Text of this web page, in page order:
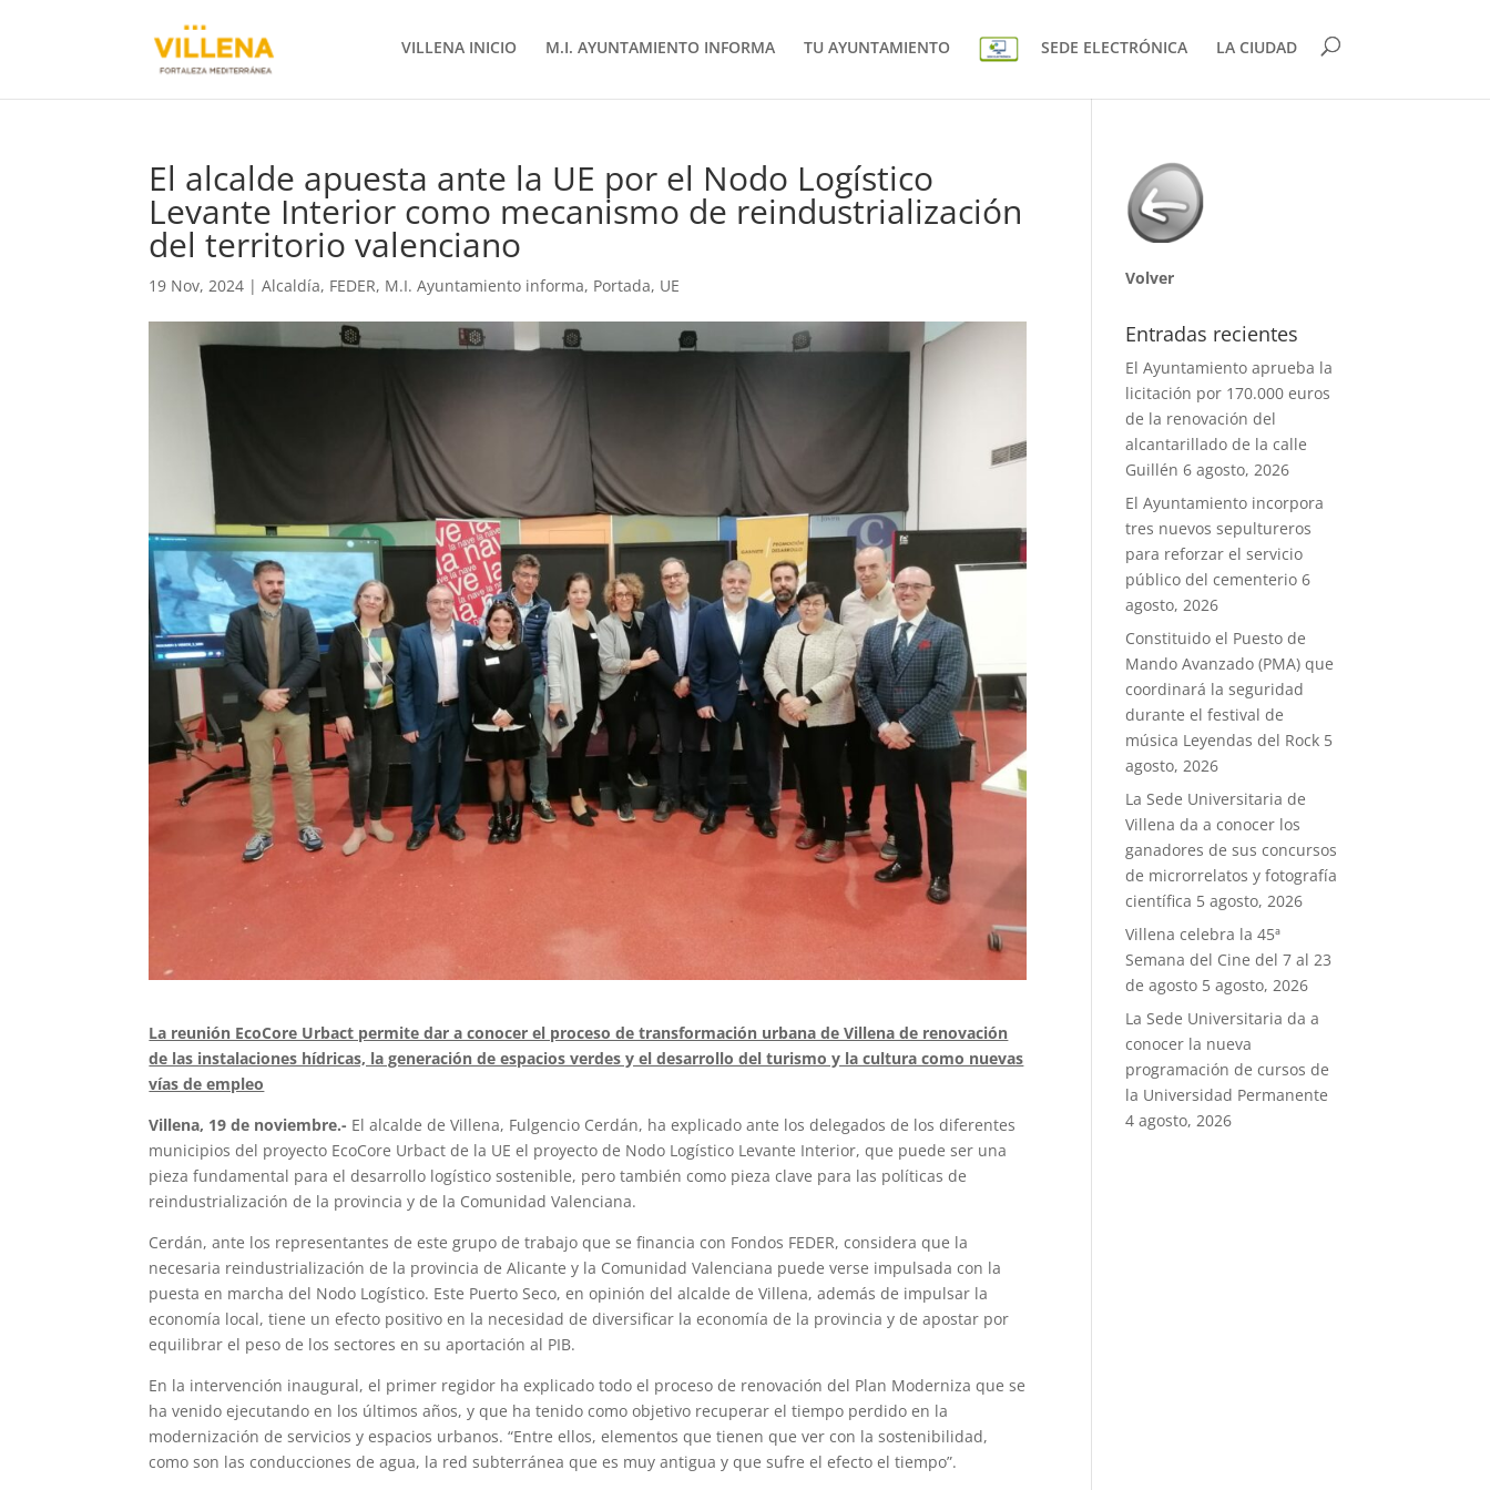
VILLENA INICIO M.I. AYUNTAMIENTO INFORMA TU AYUNTAMIENTO SEDE ELECTRÓNICA LA CIUDAD
El alcalde apuesta ante la UE por el Nodo Logístico
Levante Interior como mecanismo de reindustrialización
del territorio valenciano
19 Nov, 2024 |Alcaldía, FEDER, M.I. Ayuntamiento informa, Portada, UE
La reunión EcoCore Urbact permite dar a conocer el proceso de transformación urbana de Villena de renovación
de las instalaciones hídricas, la generación de espacios verdes y el desarrollo del turismo y la cultura como nuevas
vías de empleo
Villena, 19 de noviembre.- El alcalde de Villena, Fulgencio Cerdán, ha explicado ante los delegados de los diferentes
municipios del proyecto EcoCore Urbact de la UE el proyecto de Nodo Logístico Levante Interior, que puede ser una
pieza fundamental para el desarrollo logístico sostenible, pero también como pieza clave para las políticas de
reindustrialización de la provincia y de la Comunidad Valenciana.
Cerdán, ante los representantes de este grupo de trabajo que se financia con Fondos FEDER, considera que la
necesaria reindustrialización de la provincia de Alicante y la Comunidad Valenciana puede verse impulsada con la
puesta en marcha del Nodo Logístico. Este Puerto Seco, en opinión del alcalde de Villena, además de impulsar la
economía local, tiene un efecto positivo en la necesidad de diversificar la economía de la provincia y de apostar por
equilibrar el peso de los sectores en su aportación al PIB.
En la intervención inaugural, el primer regidor ha explicado todo el proceso de renovación del Plan Moderniza que se
ha venido ejecutando en los últimos años, y que ha tenido como objetivo recuperar el tiempo perdido en la
modernización de servicios y espacios urbanos. “Entre ellos, elementos que tienen que ver con la sostenibilidad,
como son las conducciones de agua, la red subterránea que es muy antigua y que sufre el efecto el tiempo”.
Volver
Entradas recientes
El Ayuntamiento aprueba la
licitación por 170.000 euros
de la renovación del
alcantarillado de la calle
Guillén 6 agosto, 2026
El Ayuntamiento incorpora
tres nuevos sepultureros
para reforzar el servicio
público del cementerio 6
agosto, 2026
Constituido el Puesto de
Mando Avanzado (PMA) que
coordinará la seguridad
durante el festival de
música Leyendas del Rock 5
agosto, 2026
La Sede Universitaria de
Villena da a conocer los
ganadores de sus concursos
de microrrelatos y fotografía
científica 5 agosto, 2026
Villena celebra la 45ª
Semana del Cine del 7 al 23
de agosto 5 agosto, 2026
La Sede Universitaria da a
conocer la nueva
programación de cursos de
la Universidad Permanente
4 agosto, 2026